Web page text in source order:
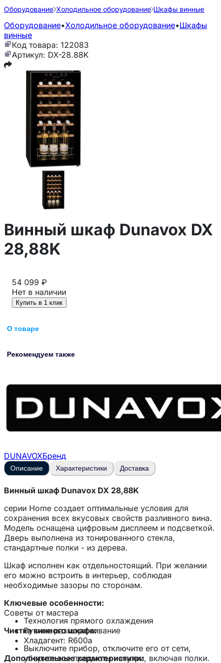
Оборудование Холодильное оборудование Шкафы винные
Оборудование•Холодильное оборудование•Шкафы
винные
Код товара: 122083
Артикул: DX-28.88K
Винный шкаф Dunavox DX
28,88K
54 099 ₽
Нет в наличии
Купить в 1 клик
О товаре
Рекомендуем также
DUNAVOXБренд
Описание Характеристики Доставка
Винный шкаф Dunavox DX 28,88K
серии Home создает оптимальные условия для
сохранения всех вкусовых свойств разливного вина.
Модель оснащена цифровым дисплеем и подсветкой.
Дверь выполнена из тонированного стекла,
стандартные полки - из дерева.
Шкаф исполнен как отдельностоящий. При желании
его можно встроить в интерьер, соблюдая
необходимые зазоры по сторонам.
Ключевые особенности:
Технология прямого охлаждения
Ручное размораживание
Хладагент: R600a
Дополнительные характеристики:
Советы от мастера
Чистка винного шкафа:
Выключите прибор, отключите его от сети,
уберите все предметы изнутри, включая полки.